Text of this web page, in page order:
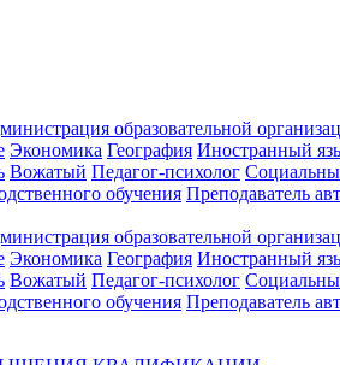
образовательной
Экономика География Иностранный
Вожатый Педагог-психолог
обучения Преподаватель
образовательной
Экономика География Иностранный
Вожатый Педагог-психолог
обучения Преподаватель